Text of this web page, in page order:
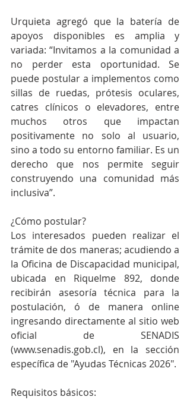
Urquieta agregó que la batería de
apoyos disponibles es amplia y
variada: “Invitamos a la comunidad a
no perder esta oportunidad. Se
puede postular a implementos como
sillas de ruedas, prótesis oculares,
catres clínicos o elevadores, entre
muchos otros que impactan
positivamente no solo al usuario,
sino a todo su entorno familiar. Es un
derecho que nos permite seguir
construyendo una comunidad más
inclusiva”.
¿Cómo postular?
Los interesados pueden realizar el
trámite de dos maneras; acudiendo a
la Oficina de Discapacidad municipal,
ubicada en Riquelme 892, donde
recibirán asesoría técnica para la
postulación, ó de manera online
ingresando directamente al sitio web
oficial de SENADIS
(www.senadis.gob.cl), en la sección
específica de "Ayudas Técnicas 2026".
Requisitos básicos: